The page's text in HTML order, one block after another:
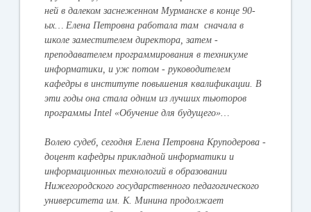
ней в далеком заснеженном Мурманске в конце 90-
ых… Елена Петровна работала там сначала в
школе заместителем директора, затем -
преподавателем программирования в техникуме
информатики, и уж потом - руководителем
кафедры в институте повышения квалификации. В
эти годы она стала одним из лучших тьюторов
программы Intel «Обучение для будущего»…
Волею судеб, сегодня Елена Петровна Круподерова -
доцент кафедры прикладной информатики и
информационных технологий в образовании
Нижегородского государственного педагогического
университета им. К. Минина продолжает